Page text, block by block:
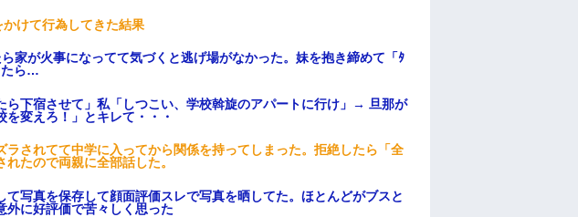
けて行為してきた結果
家が火事になってて気づくと逃げ場がなかった。妹を抱き締めて「ﾀ
たら…
ら下宿させて」私「しつこい、学校斡旋のアパートに行け」→ 旦那が
変えろ！」とキレて・・・
ラされてて中学に入ってから関係を持ってしまった。拒絶したら「全
たので両親に全部話した。
て写真を保存して顔面評価スレで写真を晒してた。ほとんどがブスと
外に好評価で苦々しく思った